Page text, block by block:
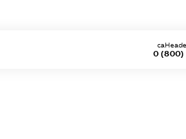
0 (800)